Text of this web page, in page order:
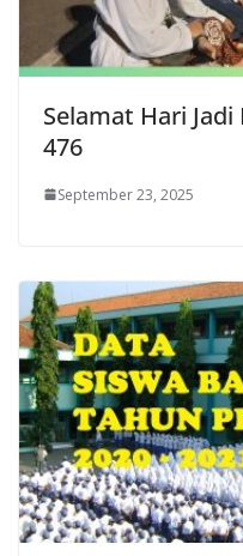
Selamat Hari
476
September 23, 2025